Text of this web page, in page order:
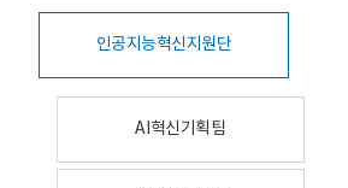
인공지능혁신지원단
AI혁신기획팀